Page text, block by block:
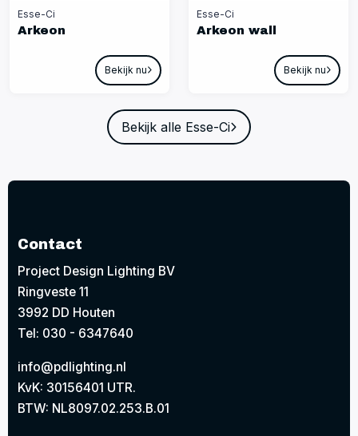
Esse-Ci
Arkeon
Bekijk nu
Esse-Ci
Arkeon wall
Bekijk nu
Bekijk alle Esse-Ci
Contact
Project Design Lighting BV
Ringveste 11
3992 DD Houten
Tel: 030 - 6347640
info@pdlighting.nl
KvK: 30156401 UTR.
BTW: NL8097.02.253.B.01